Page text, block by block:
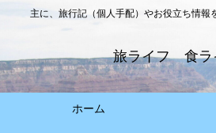
主に、旅行記（個人手配）やお役立ち情報
旅ライフ 食ラ
ホーム